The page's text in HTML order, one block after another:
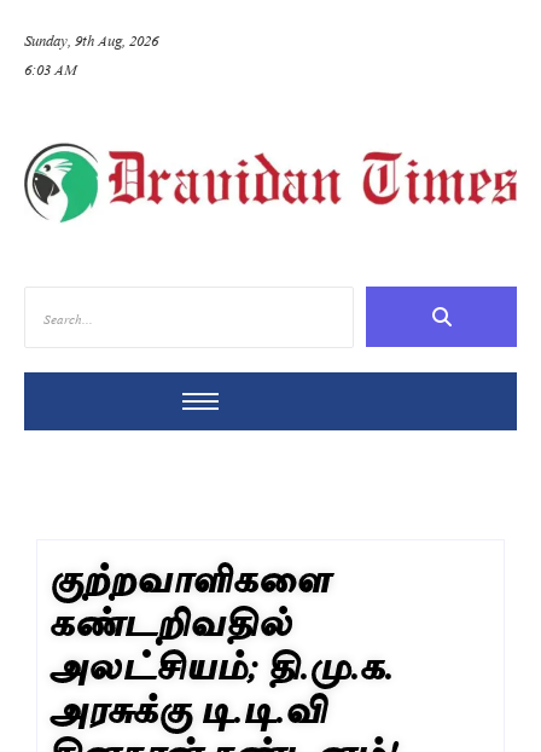
Sunday, 9th Aug, 2026
6:03 AM
குற்றவாளிகளை
கண்டறிவதில்
அலட்சியம்; தி.மு.க.
அரசுக்கு டி.டி.வி